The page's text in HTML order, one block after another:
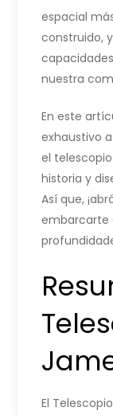
espacial
construido,
nuestra
En este
exhaustivo
el
historia y
Así que,
embarcarte
El